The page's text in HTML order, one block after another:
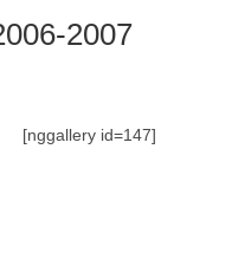
2007
[nggallery id=147]